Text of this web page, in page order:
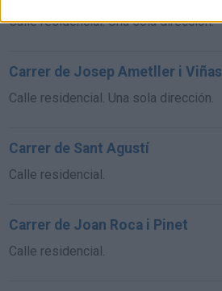
Calle residencial. Una sola dirección.
Carrer de Josep Ametller i Viñas
Calle residencial. Una sola dirección.
Carrer de Sant Agustí
Calle residencial.
Carrer de Joan Roca i Pinet
Calle residencial.